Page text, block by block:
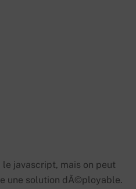
javascript, mais on peut
une solution dÃ©ployable.